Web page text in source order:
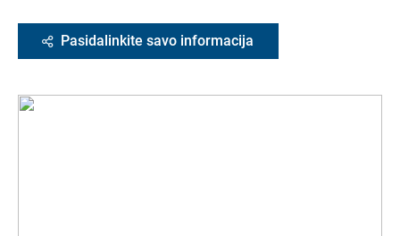
Pasidalinkite savo informacija